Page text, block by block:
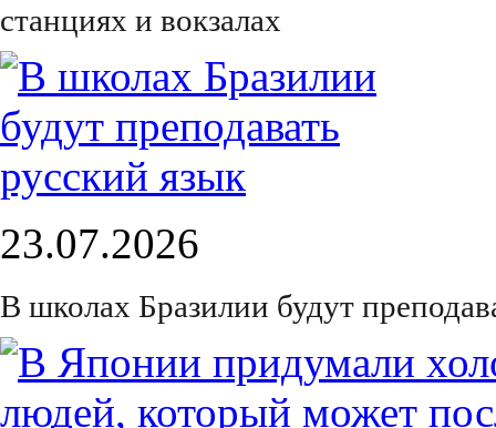
станциях и вокзалах
23.07.2026
В школах Бразилии будут